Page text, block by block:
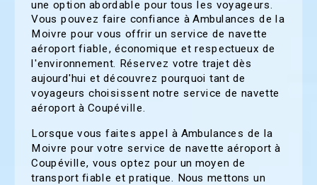
une option abordable pour tous les voyageurs.
Vous pouvez faire confiance à Ambulances de la
Moivre pour vous offrir un service de navette
aéroport fiable, économique et respectueux de
l'environnement. Réservez votre trajet dès
aujourd'hui et découvrez pourquoi tant de
voyageurs choisissent notre service de navette
aéroport à Coupéville.
Lorsque vous faites appel à Ambulances de la
Moivre pour votre service de navette aéroport à
Coupéville, vous optez pour un moyen de
transport fiable et pratique. Nous mettons un